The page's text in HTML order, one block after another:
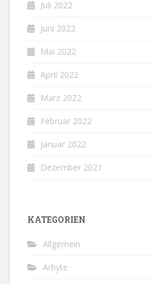
Juli 2022
Juni 2022
Mai 2022
April 2022
März 2022
Februar 2022
Januar 2022
Dezember 2021
KATEGORIEN
Allgemein
Arbyte